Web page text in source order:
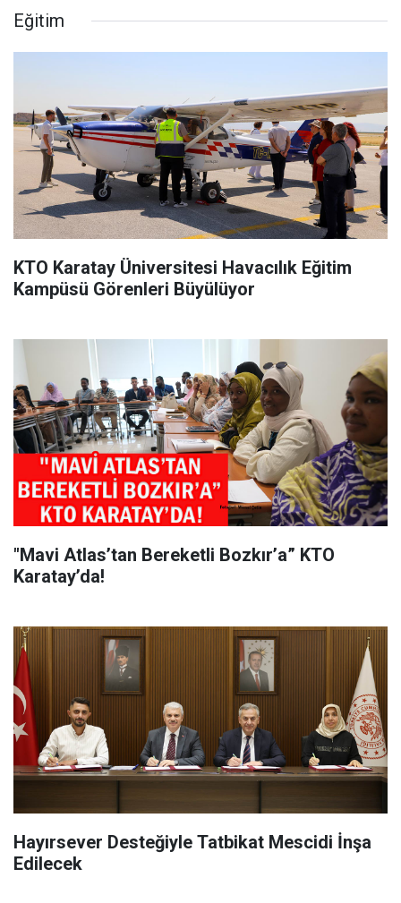
Eğitim
KTO Karatay Üniversitesi Havacılık Eğitim
Kampüsü Görenleri Büyülüyor
"Mavi Atlas’tan Bereketli Bozkır’a” KTO
Karatay’da!
Hayırsever Desteğiyle Tatbikat Mescidi İnşa
Edilecek